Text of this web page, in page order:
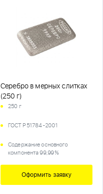
Серебро в мерных слитках
(250 г)
250 г
ГОСТ Р 51784-2001
Содержание основного
компонента 99,99 %
Оформить заявку